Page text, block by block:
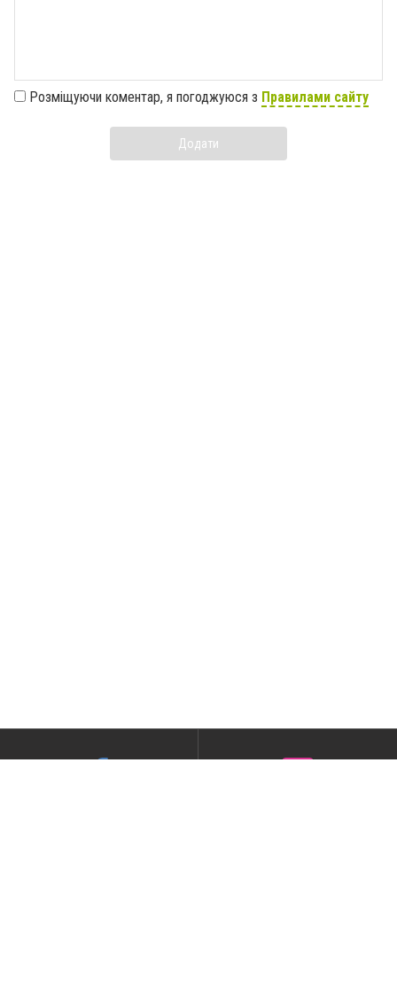
Розміщуючи коментар, я погоджуюся з Правилами сайту
Додати